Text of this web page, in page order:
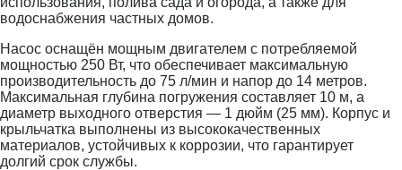
водоснабжения частных домов.
Насос оснащён мощным двигателем с потребляемой
мощностью 250 Вт, что обеспечивает максимальную
производительность до 75 л/мин и напор до 14 метров.
Максимальная глубина погружения составляет 10 м, а
диаметр выходного отверстия — 1 дюйм (25 мм). Корпус и
крыльчатка выполнены из высококачественных
материалов, устойчивых к коррозии, что гарантирует
долгий срок службы.